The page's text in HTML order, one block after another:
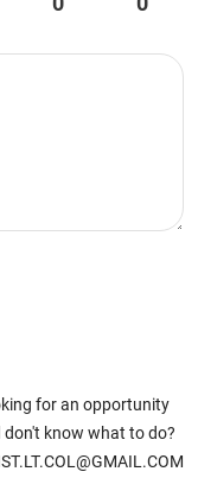
for an opportunity
know what to do?